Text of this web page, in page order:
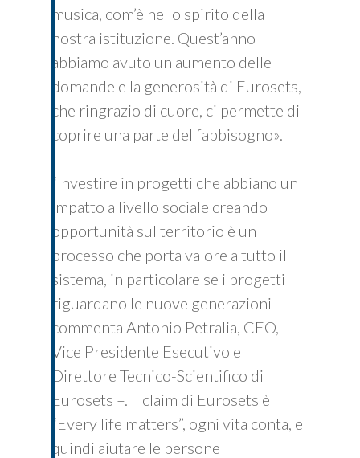
musica, com’è nello spirito della
nostra istituzione. Quest’anno
abbiamo avuto un aumento delle
domande e la generosità di Eurosets,
che ringrazio di cuore, ci permette di
coprire una parte del fabbisogno».
“Investire in progetti che abbiano un
impatto a livello sociale creando
opportunità sul territorio è un
processo che porta valore a tutto il
sistema, in particolare se i progetti
riguardano le nuove generazioni –
commenta Antonio Petralia, CEO,
Vice Presidente Esecutivo e
Direttore Tecnico-Scientifico di
Eurosets –. Il claim di Eurosets è
“Every life matters”, ogni vita conta, e
quindi aiutare le persone